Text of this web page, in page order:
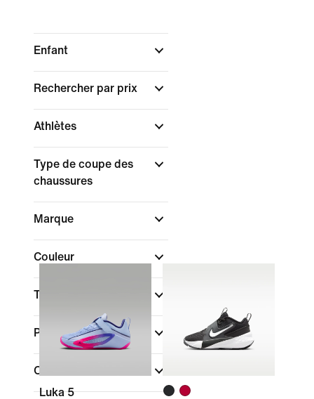
Enfant
Rechercher par prix
Athlètes
Type de coupe des
chaussures
Marque
Couleur
Technologie
Promotions et offres
Collections
Luka 5